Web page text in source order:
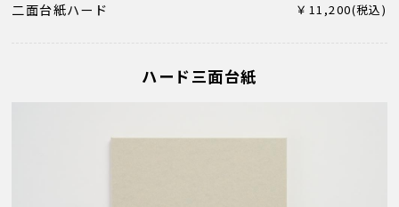
二面台紙ハード ￥11,200(税込)
ハード三面台紙